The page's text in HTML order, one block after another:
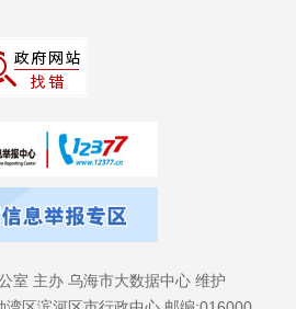
室 主办 乌海市大数据中心 维护